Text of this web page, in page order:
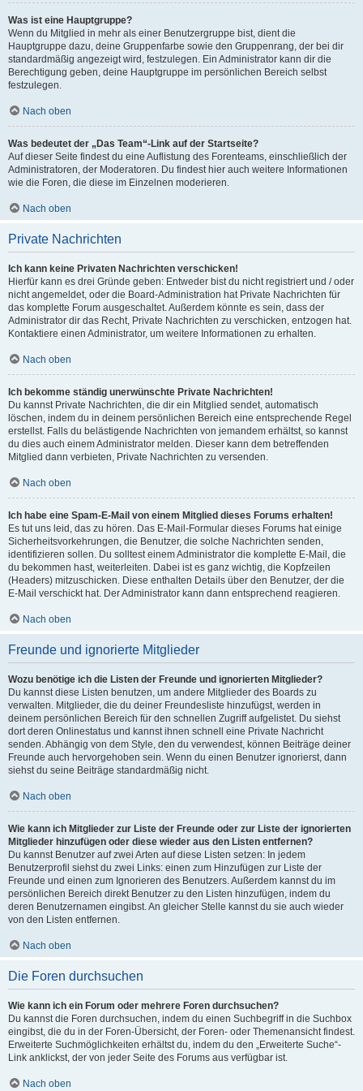
Was ist eine Hauptgruppe?
Wenn du Mitglied in mehr als einer Benutzergruppe bist, dient die
Hauptgruppe dazu, deine Gruppenfarbe sowie den Gruppenrang, der bei dir
standardmäßig angezeigt wird, festzulegen. Ein Administrator kann dir die
Berechtigung geben, deine Hauptgruppe im persönlichen Bereich selbst
festzulegen.
Nach oben
Was bedeutet der „Das Team“-Link auf der Startseite?
Auf dieser Seite findest du eine Auflistung des Forenteams, einschließlich der
Administratoren, der Moderatoren. Du findest hier auch weitere Informationen
wie die Foren, die diese im Einzelnen moderieren.
Nach oben
Private Nachrichten
Ich kann keine Privaten Nachrichten verschicken!
Hierfür kann es drei Gründe geben: Entweder bist du nicht registriert und / oder
nicht angemeldet, oder die Board-Administration hat Private Nachrichten für
das komplette Forum ausgeschaltet. Außerdem könnte es sein, dass der
Administrator dir das Recht, Private Nachrichten zu verschicken, entzogen hat.
Kontaktiere einen Administrator, um weitere Informationen zu erhalten.
Nach oben
Ich bekomme ständig unerwünschte Private Nachrichten!
Du kannst Private Nachrichten, die dir ein Mitglied sendet, automatisch
löschen, indem du in deinem persönlichen Bereich eine entsprechende Regel
erstellst. Falls du belästigende Nachrichten von jemandem erhältst, so kannst
du dies auch einem Administrator melden. Dieser kann dem betreffenden
Mitglied dann verbieten, Private Nachrichten zu versenden.
Nach oben
Ich habe eine Spam-E-Mail von einem Mitglied dieses Forums erhalten!
Es tut uns leid, das zu hören. Das E-Mail-Formular dieses Forums hat einige
Sicherheitsvorkehrungen, die Benutzer, die solche Nachrichten senden,
identifizieren sollen. Du solltest einem Administrator die komplette E-Mail, die
du bekommen hast, weiterleiten. Dabei ist es ganz wichtig, die Kopfzeilen
(Headers) mitzuschicken. Diese enthalten Details über den Benutzer, der die
E-Mail verschickt hat. Der Administrator kann dann entsprechend reagieren.
Nach oben
Freunde und ignorierte Mitglieder
Wozu benötige ich die Listen der Freunde und ignorierten Mitglieder?
Du kannst diese Listen benutzen, um andere Mitglieder des Boards zu
verwalten. Mitglieder, die du deiner Freundesliste hinzufügst, werden in
deinem persönlichen Bereich für den schnellen Zugriff aufgelistet. Du siehst
dort deren Onlinestatus und kannst ihnen schnell eine Private Nachricht
senden. Abhängig von dem Style, den du verwendest, können Beiträge deiner
Freunde auch hervorgehoben sein. Wenn du einen Benutzer ignorierst, dann
siehst du seine Beiträge standardmäßig nicht.
Nach oben
Wie kann ich Mitglieder zur Liste der Freunde oder zur Liste der ignorierten
Mitglieder hinzufügen oder diese wieder aus den Listen entfernen?
Du kannst Benutzer auf zwei Arten auf diese Listen setzen: In jedem
Benutzerprofil siehst du zwei Links: einen zum Hinzufügen zur Liste der
Freunde und einen zum Ignorieren des Benutzers. Außerdem kannst du im
persönlichen Bereich direkt Benutzer zu den Listen hinzufügen, indem du
deren Benutzernamen eingibst. An gleicher Stelle kannst du sie auch wieder
von den Listen entfernen.
Nach oben
Die Foren durchsuchen
Wie kann ich ein Forum oder mehrere Foren durchsuchen?
Du kannst die Foren durchsuchen, indem du einen Suchbegriff in die Suchbox
eingibst, die du in der Foren-Übersicht, der Foren- oder Themenansicht findest.
Erweiterte Suchmöglichkeiten erhältst du, indem du den „Erweiterte Suche“-
Link anklickst, der von jeder Seite des Forums aus verfügbar ist.
Nach oben